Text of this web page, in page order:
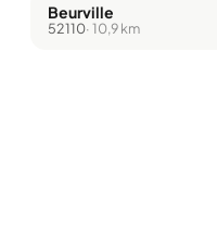
Beurville
52110· 10,9 km